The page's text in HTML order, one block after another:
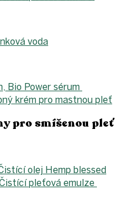
voda
Bio Power sérum
krém pro mastnou pleť
pro smíšenou pleť
olej Hemp blessed
pleťová emulze